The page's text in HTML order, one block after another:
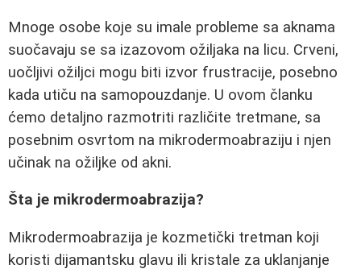
Mnoge osobe koje su imale probleme sa aknama
suočavaju se sa izazovom ožiljaka na licu. Crveni,
uočljivi ožiljci mogu biti izvor frustracije, posebno
kada utiču na samopouzdanje. U ovom članku
ćemo detaljno razmotriti različite tretmane, sa
posebnim osvrtom na mikrodermoabraziju i njen
učinak na ožiljke od akni.
Šta je mikrodermoabrazija?
Mikrodermoabrazija je kozmetički tretman koji
koristi dijamantsku glavu ili kristale za uklanjanje